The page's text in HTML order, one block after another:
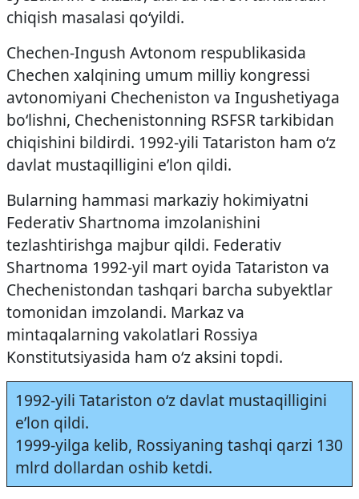
chiqish masalasi qo‘yildi.
Chechen-Ingush Avtonom respublikasida
Chechen xalqining umum milliy kongressi
avtonomiyani Checheniston va Ingushetiyaga
bo‘lishni, Chechenistonning RSFSR tarkibidan
chiqishini bildirdi. 1992-yili Tatariston ham o‘z
davlat mustaqilligini e’lon qildi.
Bularning hammasi markaziy hokimiyatni
Federativ Shartnoma imzolanishini
tezlashtirishga majbur qildi. Federativ
Shartnoma 1992-yil mart oyida Tatariston va
Chechenistondan tashqari barcha subyektlar
tomonidan imzolandi. Markaz va
mintaqalarning vakolatlari Rossiya
Konstitutsiyasida ham o‘z aksini topdi.
1992-yili Tatariston o‘z davlat mustaqilligini
e’lon qildi.
1999-yilga kelib, Rossiyaning tashqi qarzi 130
mlrd dollardan oshib ketdi.